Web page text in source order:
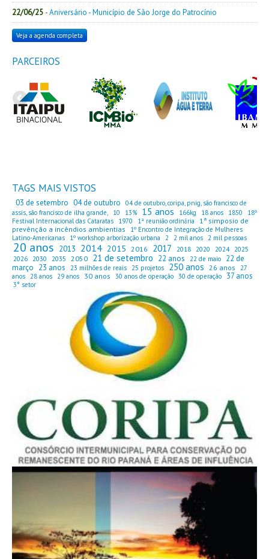
22/06/25 -Aniversário - Município de São Jorge do Patrocínio
Veja a agenda completa
PARCEIROS
TAGS MAIS VISTOS
03 de setembro 04 de outubro
04 de outubro, coripa, pnig, são francisco de
assis, são francisco de ilha grande,
10 13% 15 anos 166kg 18 anos 1850
18º
Festival Internacional das Cataratas
1970 1ª reunião ordinária
1ª simposio de
prevênção a incêndios ambientias
1º Encontro de Integração de Mulheres
Latino-Americanas
1º workshop arborização urbana 2 2 mil anos 2 mil pessoas
20 anos 2013 2014 2015 2016 2017 2018 2020 2024
2025
2026
2030 2035 2050 21 de setembro 22 anos 22 de maio
22 de
março 23 anos 23 milhões de reais 25 projetos 250 anos 26 anos
27
anos
28 anos 29 anos 30 anos 30 anos de operação 30 de operação 37 anos
3° setor